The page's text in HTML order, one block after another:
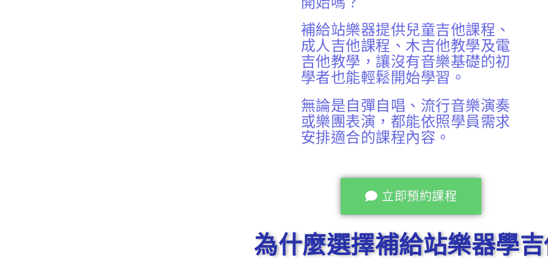
補給站樂器提供兒童吉他課程、
成人吉他課程、木吉他教學及電
吉他教學，讓沒有音樂基礎的初
學者也能輕鬆開始學習。
無論是自彈自唱、流行音樂演奏
或樂團表演，都能依照學員需求
安排適合的課程內容。
立即預約課程
為什麼選擇補給站樂器學